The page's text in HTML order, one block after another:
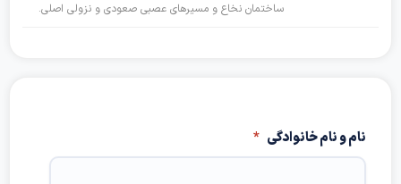
ساختمان نخاع و مسیرهای عصبی صعودی و نزولی اصلی.
نام و نام خانوادگی *